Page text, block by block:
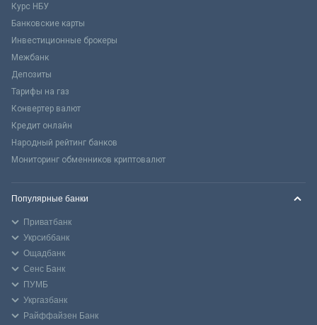
Курс НБУ
Банковские карты
Инвестиционные брокеры
Межбанк
Депозиты
Тарифы на газ
Конвертер валют
Кредит онлайн
Народный рейтинг банков
Мониторинг обменников криптовалют
Популярные банки
Приватбанк
Укрсиббанк
Ощадбанк
Сенс Банк
ПУМБ
Укргазбанк
Райффайзен Банк